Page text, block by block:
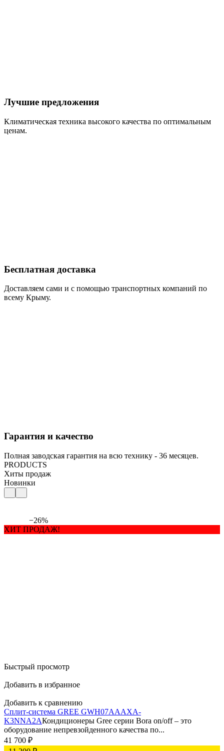
Лучшие предложения
Климатическая техника высокого качества по оптимальным
ценам.
Бесплатная доставка
Доставляем сами и с помощью транспортных компаний по
всему Крыму.
Гарантия и качество
Полная заводская гарантия на всю технику - 36 месяцев.
PRODUCTS
Хиты продаж
Новинки
−26%
ХИТ ПРОДАЖ!
Быстрый просмотр
Добавить в избранное
Добавить к сравнению
Сплит-система GREE GWH07AAAXA-
K3NNA2AКондиционеры Gree серии Bora on/off – это
оборудование непревзойденного качества по...
41 700 ₽